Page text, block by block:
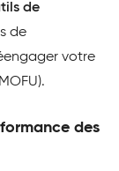
de
de
votre
des